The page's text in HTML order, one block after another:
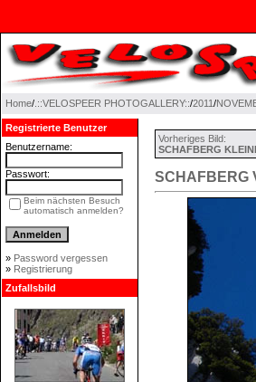
Home/ .::VELOSPEER PHOTOGALLERY::/2011/
Registrierte Benutzer
Benutzername:
Passwort:
Beim nächsten Besuch
automatisch anmelden?
» Password vergessen
» Registrierung
Zufallsbild
Vorheriges Bild:
SCHAFBERG
SCHAFBERG